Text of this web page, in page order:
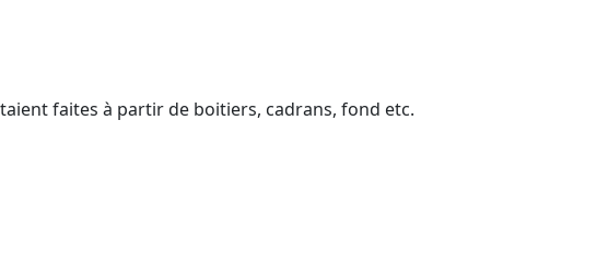
faites à partir de boitiers, cadrans, fond etc.